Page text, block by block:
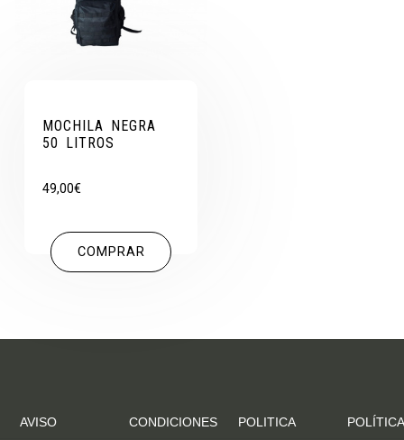
MOCHILA NEGRA
50 LITROS
49,00€
COMPRAR
AVISO
CONDICIONES
POLITICA
POLÍTICA